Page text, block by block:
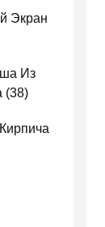
Экран
Из
(38)